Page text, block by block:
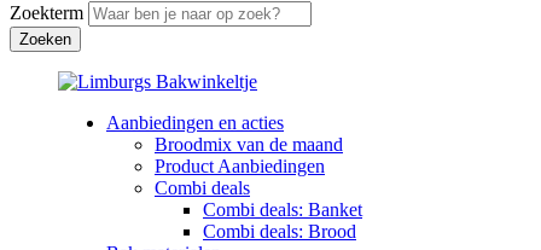
Zoekterm
Aanbiedingen en acties
Broodmix van de maand
Product Aanbiedingen
Combi deals
Combi deals: Banket
Combi deals: Brood